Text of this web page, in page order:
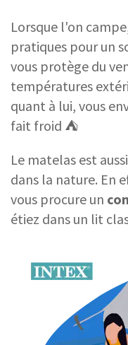
Lorsque l'on
pratiques pour un
vous protège du
températures
quant à lui, vous
fait froid ⛺
Le matelas est
dans la nature. En
vous procure un
étiez dans un lit